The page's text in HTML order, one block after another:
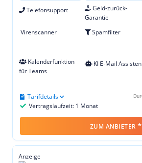
Telefonsupport
Geld-zurück-
Garantie
Virenscanner
Spamfilter
Kalenderfunktion
für Teams
KI E-Mail
Vertragslaufzeit: 1 Monat
Tarifdetails
ZUM ANBIETER *
Anzeige